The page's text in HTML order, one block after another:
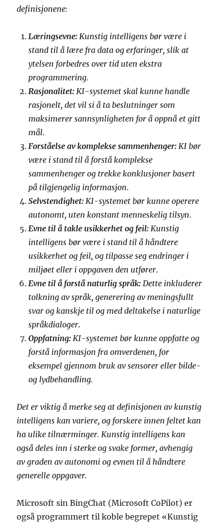
definisjonene:
Læringsevne: Kunstig intelligens bør være i
stand til å lære fra data og erfaringer, slik at
ytelsen forbedres over tid uten ekstra
programmering.
Rasjonalitet: KI-systemet skal kunne handle
rasjonelt, det vil si å ta beslutninger som
maksimerer sannsynligheten for å oppnå et gitt
mål.
Forståelse av komplekse sammenhenger: KI bør
være i stand til å forstå komplekse
sammenhenger og trekke konklusjoner basert
på tilgjengelig informasjon.
Selvstendighet: KI-systemet bør kunne operere
autonomt, uten konstant menneskelig tilsyn.
Evne til å takle usikkerhet og feil: Kunstig
intelligens bør være i stand til å håndtere
usikkerhet og feil, og tilpasse seg endringer i
miljøet eller i oppgaven den utfører.
Evne til å forstå naturlig språk: Dette inkluderer
tolkning av språk, generering av meningsfullt
svar og kanskje til og med deltakelse i naturlige
språkdialoger.
Oppfatning: KI-systemet bør kunne oppfatte og
forstå informasjon fra omverdenen, for
eksempel gjennom bruk av sensorer eller bilde-
og lydbehandling.
Det er viktig å merke seg at definisjonen av kunstig
intelligens kan variere, og forskere innen feltet kan
ha ulike tilnærminger. Kunstig intelligens kan
også deles inn i sterke og svake former, avhengig
av graden av autonomi og evnen til å håndtere
generelle oppgaver.
Microsoft sin BingChat (Microsoft CoPilot) er
også programmert til koble begrepet «Kunstig